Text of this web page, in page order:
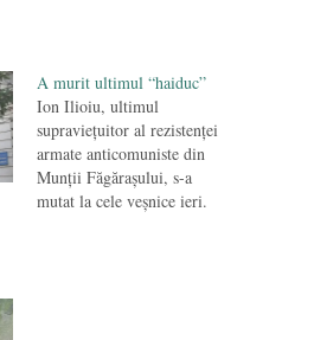
efecte. Bustul
Goga, înlăturat din Iași
A murit ultimul “haiduc”
Ion Ilioiu, ultimul
supravieţuitor al rezistenţei
armate anticomuniste din
Munţii Făgăraşului, s-a
mutat la cele veşnice ieri.